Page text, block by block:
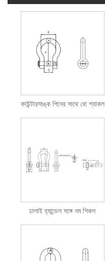
কাউন্টারসাঙ্ক পিনের সাথে বো শ্যাকল
ঢালাই হ্যান্ডেল সঙ্গে নম শিকল